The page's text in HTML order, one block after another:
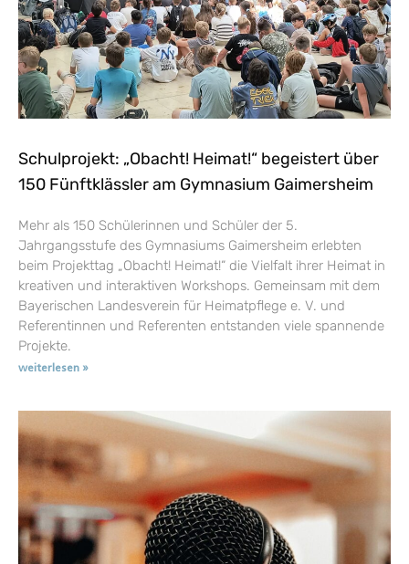
Schulprojekt: „Obacht! Heimat!“ begeistert über
150 Fünftklässler am Gymnasium Gaimersheim
Mehr als 150 Schülerinnen und Schüler der 5.
Jahrgangsstufe des Gymnasiums Gaimersheim erlebten
beim Projekttag „Obacht! Heimat!“ die Vielfalt ihrer Heimat in
kreativen und interaktiven Workshops. Gemeinsam mit dem
Bayerischen Landesverein für Heimatpflege e. V. und
Referentinnen und Referenten entstanden viele spannende
Projekte.
weiterlesen »